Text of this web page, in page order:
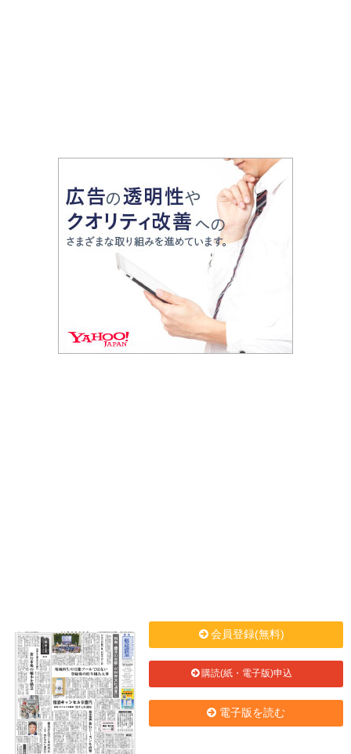
会員登録(無料)
購読(紙・電子版)申込
電子版を読む